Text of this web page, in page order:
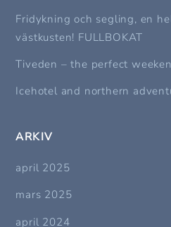
Fridykning och segling, en
västkusten! FULLBOKAT
Tiveden – the perfect
Icehotel and northern
ARKIV
april 2025
mars 2025
april 2024